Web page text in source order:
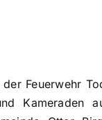
Feuerwehr
Kameraden